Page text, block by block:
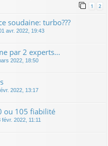
1 2
soudaine: turbo???
avr. 2022, 19:43
par 2 experts...
2022, 18:50
2022, 13:17
ou 105 fiabilité
févr. 2022, 11:11